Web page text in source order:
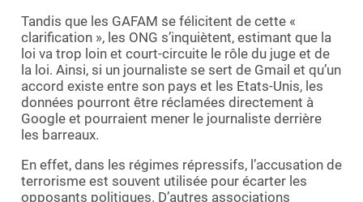
Tandis que les GAFAM se félicitent de cette «
clarification », les ONG s’inquiètent, estimant que la
loi va trop loin et court-circuite le rôle du juge et de
la loi. Ainsi, si un journaliste se sert de Gmail et qu’un
accord existe entre son pays et les Etats-Unis, les
données pourront être réclamées directement à
Google et pourraient mener le journaliste derrière
les barreaux.
En effet, dans les régimes répressifs, l’accusation de
terrorisme est souvent utilisée pour écarter les
opposants politiques. D’autres associations